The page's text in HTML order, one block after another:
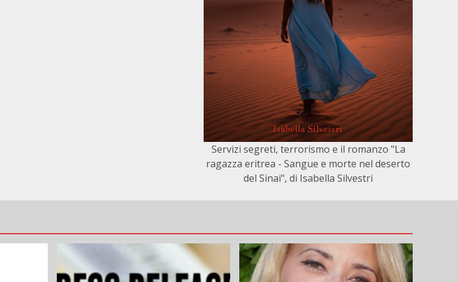
Servizi segreti, terrorismo e il romanzo "La
ragazza eritrea - Sangue e morte nel deserto
del Sinai", di Isabella Silvestri